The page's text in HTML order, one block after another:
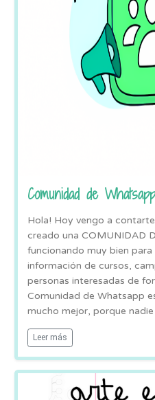
Comunidad de Whatsapp
Hola! Hoy vengo a
creado una COMUNIDAD
funcionando muy bien
información de cursos,
personas interesadas de
Comunidad de Whatsapp
mucho mejor, porque
Leer más